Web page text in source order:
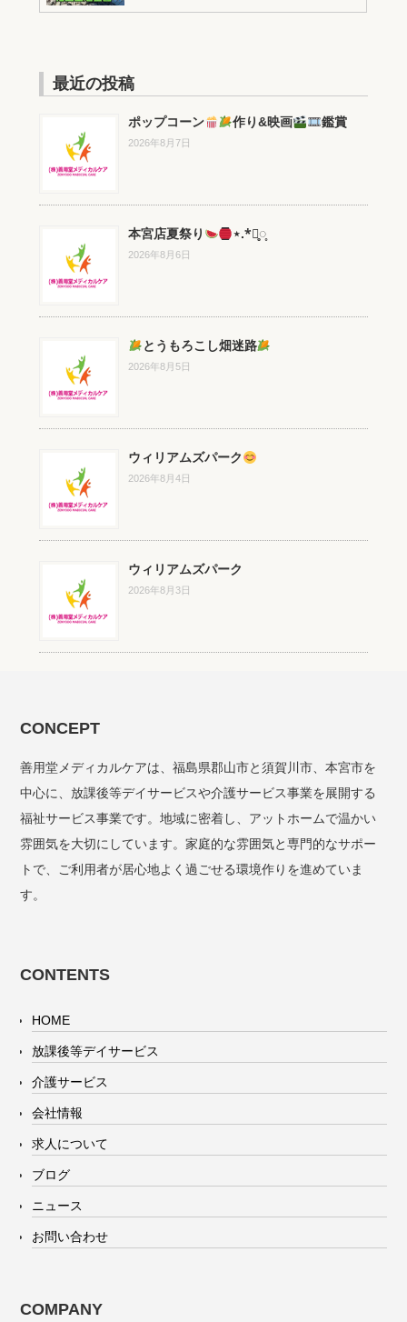
最近の投稿
ポップコーン 作り&映画 鑑賞
2026年8月7日
本宮店夏祭り ⋆.*⃝̥◌̥
2026年8月6日
とうもろこし畑迷路
2026年8月5日
ウィリアムズパーク
2026年8月4日
ウィリアムズパーク
2026年8月3日
CONCEPT
善用堂メディカルケアは、福島県郡山市と須賀川市、本宮市を
中心に、放課後等デイサービスや介護サービス事業を展開する
福祉サービス事業です。地域に密着し、アットホームで温かい
雰囲気を大切にしています。家庭的な雰囲気と専門的なサポー
トで、ご利用者が居心地よく過ごせる環境作りを進めていま
す。
CONTENTS
HOME
放課後等デイサービス
介護サービス
会社情報
求人について
ブログ
ニュース
お問い合わせ
COMPANY